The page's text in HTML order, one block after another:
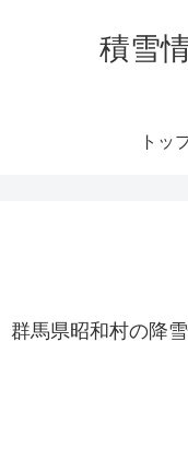
積雪
トッ
馬県昭和村の降